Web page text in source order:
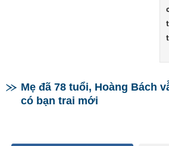
Mẹ đã 78 tuổi, Hoàng Bách
có bạn trai mới